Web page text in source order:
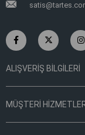
ALIŞVERİŞ BİLGİLERİ
MÜŞTERİ